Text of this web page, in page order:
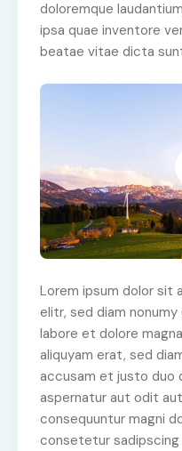
doloremque
ipsa quae inventore
beatae vitae dicta
Lorem ipsum dolor sit
elitr, sed diam
labore et dolore
aliquyam erat, sed
accusam et justo duo
aspernatur aut odit
consequuntur magni
consetetur